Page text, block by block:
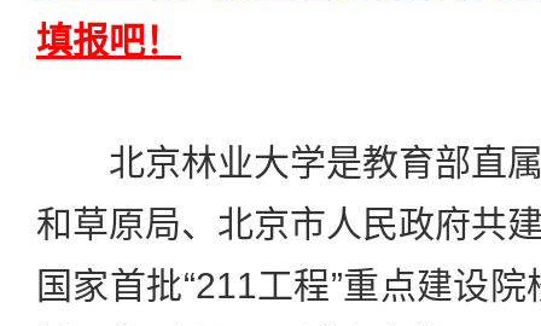
填报吧！
北京林业大学是教育部直属
和草原局、北京市人民政府共
国家首批“211工程”重点建设